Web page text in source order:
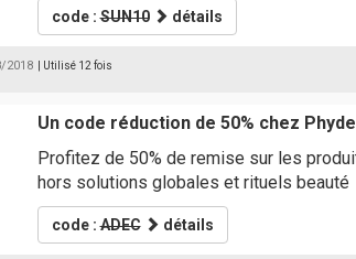
code :SUN10 détails
2018 | Utilisé 12 fois
Un code réduction de 50% chez
Profitez de 50% de remise sur les
hors solutions globales et rituels beauté
code :ADEC détails